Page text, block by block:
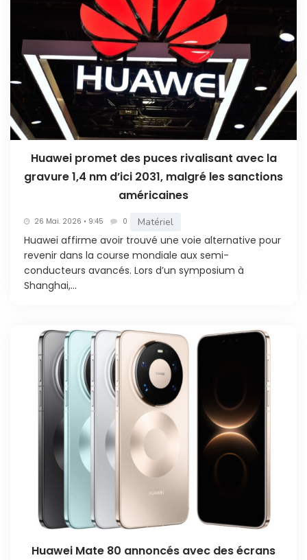
Huawei promet des puces rivalisant avec la
gravure 1,4 nm d’ici 2031, malgré les sanctions
américaines
26 Mai. 2026 • 9:45 0 Matériel
Huawei affirme avoir trouvé une voie alternative pour
revenir dans la course mondiale aux semi-
conducteurs avancés. Lors d’un symposium à
Shanghai,...
Huawei Mate 80 annoncés avec des écrans